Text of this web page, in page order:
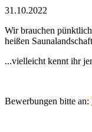
31.10.2022
Wir brauchen
heißen
...vielleicht kennt ihr
Bewerbungen bitte an: